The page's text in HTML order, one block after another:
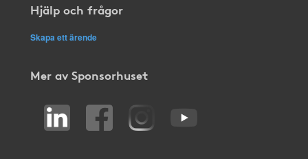
Hjälp och frågor
Skapa ett ärende
Mer av Sponsorhuset